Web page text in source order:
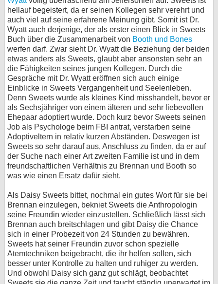
hellauf begeistert, da er seinen Kollegen sehr verehrt und
auch viel auf seine erfahrene Meinung gibt. Somit ist Dr.
Wyatt auch derjenige, der als erster einen Blick in Sweets
Buch über die Zusammenarbeit von Booth und Bones
werfen darf. Zwar sieht Dr. Wyatt die Beziehung der beiden
etwas anders als Sweets, glaubt aber ansonsten sehr an
die Fähigkeiten seines jungen Kollegen. Durch die
Gespräche mit Dr. Wyatt eröffnen sich auch einige
Einblicke in Sweets Vergangenheit und Seelenleben.
Denn Sweets wurde als kleines Kind misshandelt, bevor er
als Sechsjähriger von einem älteren und sehr liebevollen
Ehepaar adoptiert wurde. Doch kurz bevor Sweets seinen
Job als Psychologe beim FBI antrat, verstarben seine
Adoptiveltern in relativ kurzen Abständen. Deswegen ist
Sweets so sehr darauf aus, Anschluss zu finden, da er auf
der Suche nach einer Art zweiten Familie ist und in dem
freundschaftlichen Verhältnis zu Brennan und Booth so
was wie einen Ersatz dafür sieht.
Als Daisy Sweets bittet, nochmal ein gutes Wort für sie bei
Brennan einzulegen, bekniet Sweets die Anthropologin
seine Freundin wieder einzustellen. Schließlich lässt sich
Brennan auch breitschlagen und gibt Daisy die Chance
sich in einer Probezeit von 24 Stunden zu bewähren.
Sweets hat seiner Freundin zuvor schon spezielle
Atemtechniken beigebracht, die ihr helfen sollen, sich
besser unter Kontrolle zu halten und ruhiger zu werden.
Und obwohl Daisy sich ganz gut schlägt, beobachtet